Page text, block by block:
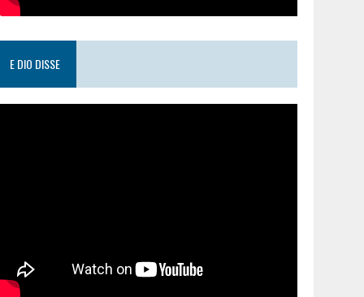
E DIO DISSE